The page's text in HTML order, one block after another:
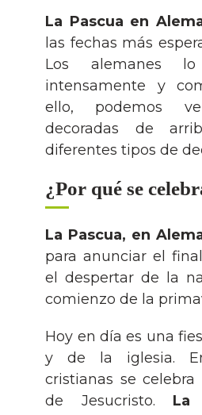
Cámarabilbao
La Pascua en
las fechas más
Los alemanes
intensamente y
ello, podemos
decoradas de
diferentes tipos de
¿Por qué se
La Pascua, en
para anunciar el
el despertar de la
comienzo de la
Hoy en día es una
y de la iglesia.
cristianas se celebra
de Jesucristo. La